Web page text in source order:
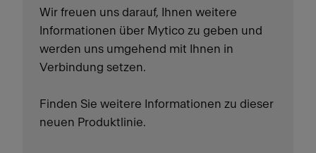
Wir freuen uns darauf, Ihnen weitere
Informationen über Mytico zu geben und
werden uns umgehend mit Ihnen in
Verbindung setzen.
Finden Sie weitere Informationen zu dieser
neuen Produktlinie.